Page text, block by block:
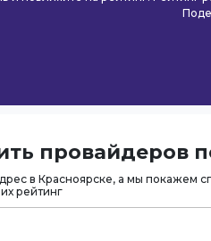
провайдеров
в Красноярске, а мы покажем
рейтинг